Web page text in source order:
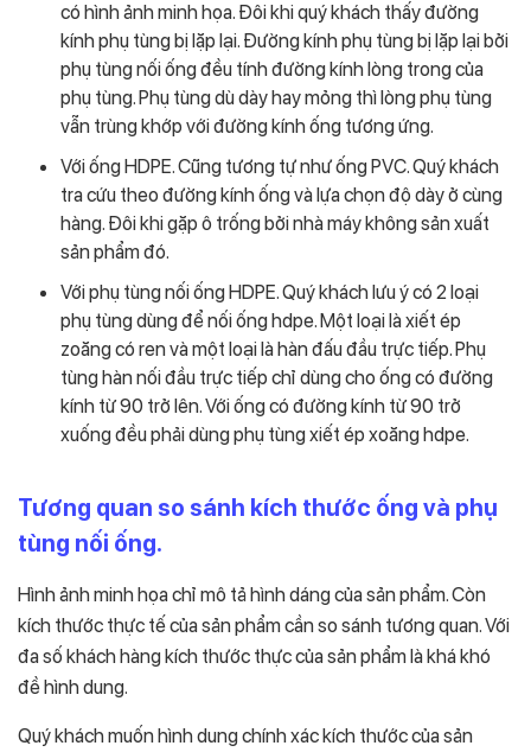
có hình ảnh minh họa. Đôi khi quý khách thấy đường
kính phụ tùng bị lặp lại. Đường kính phụ tùng bị lặp lại bởi
phụ tùng nối ống đều tính đường kính lòng trong của
phụ tùng. Phụ tùng dù dày hay mỏng thì lòng phụ tùng
vẫn trùng khớp với đường kính ống tương ứng.
Với ống HDPE. Cũng tương tự như ống PVC. Quý khách
tra cứu theo đường kính ống và lựa chọn độ dày ở cùng
hàng. Đôi khi gặp ô trống bởi nhà máy không sản xuất
sản phẩm đó.
Với phụ tùng nối ống HDPE. Quý khách lưu ý có 2 loại
phụ tùng dùng để nối ống hdpe. Một loại là xiết ép
zoăng có ren và một loại là hàn đấu đầu trực tiếp. Phụ
tùng hàn nối đầu trực tiếp chỉ dùng cho ống có đường
kính từ 90 trở lên. Với ống có đường kính từ 90 trở
xuống đều phải dùng phụ tùng xiết ép xoăng hdpe.
Tương quan so sánh kích thước ống và phụ
tùng nối ống.
Hình ảnh minh họa chỉ mô tả hình dáng của sản phẩm. Còn
kích thước thực tế của sản phẩm cần so sánh tương quan. Với
đa số khách hàng kích thước thực của sản phẩm là khá khó
đề hình dung.
Quý khách muốn hình dung chính xác kích thước của sản